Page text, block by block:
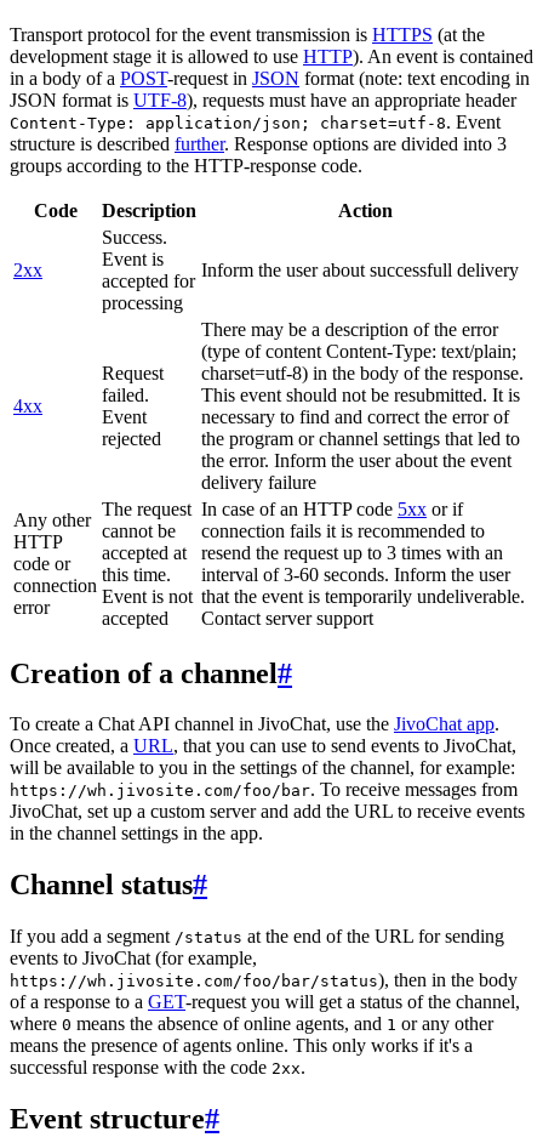
Transport protocol for the event transmission is HTTPS (at the
development stage it is allowed to use HTTP). An event is contained
in a body of a POST-request in JSON format (note: text encoding in
JSON format is UTF-8), requests must have an appropriate header
Content-Type: application/json; charset=utf-8. Event
structure is described further. Response options are divided into 3
groups according to the HTTP-response code.
Code Description Action
2xx
Success.
Event is
accepted for
processing
Inform the user about successfull delivery
4xx
Request
failed.
Event
rejected
There may be a description of the error
(type of content Content-Type: text/plain;
charset=utf-8) in the body of the response.
This event should not be resubmitted. It is
necessary to find and correct the error of
the program or channel settings that led to
the error. Inform the user about the event
delivery failure
Any other
HTTP
code or
connection
error
The request
cannot be
accepted at
this time.
Event is not
accepted
In case of an HTTP code 5xx or if
connection fails it is recommended to
resend the request up to 3 times with an
interval of 3-60 seconds. Inform the user
that the event is temporarily undeliverable.
Contact server support
Creation of a channel#
To create a Chat API channel in JivoChat, use the JivoChat app.
Once created, a URL, that you can use to send events to JivoChat,
will be available to you in the settings of the channel, for example:
https://wh.jivosite.com/foo/bar. To receive messages from
JivoChat, set up a custom server and add the URL to receive events
in the channel settings in the app.
Channel status#
If you add a segment /status at the end of the URL for sending
events to JivoChat (for example,
https://wh.jivosite.com/foo/bar/status), then in the body
of a response to a GET-request you will get a status of the channel,
where 0 means the absence of online agents, and 1 or any other
means the presence of agents online. This only works if it's a
successful response with the code 2xx.
Event structure#